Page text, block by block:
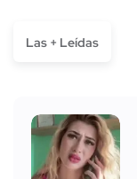
Las + Leídas